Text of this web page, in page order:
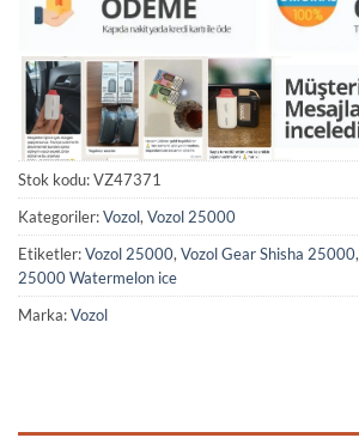
Stok kodu:VZ47371
Kategoriler:Vozol, Vozol 25000
Etiketler:Vozol 25000, Vozol Gear Shisha 25000,
25000 Watermelon ice
Marka:Vozol